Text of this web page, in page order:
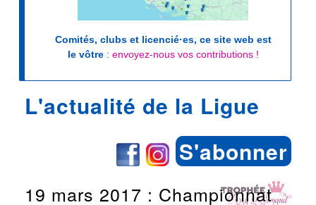
Comités, clubs et licencié·es, ce site web est
le vôtre: envoyez-nous vos contributions !
L'actualité de la Ligue
S'abonner
19 mars 2017 : Championnat